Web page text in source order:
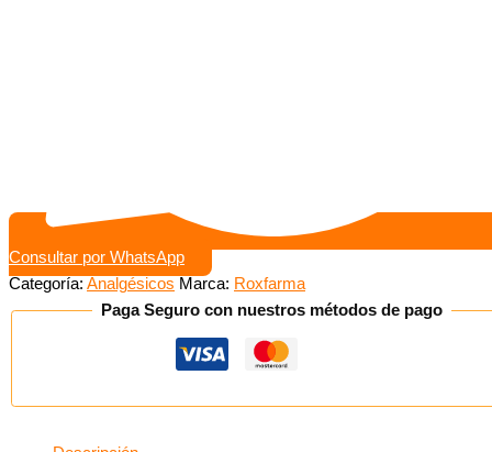
Consultar por WhatsApp
Categoría: Analgésicos Marca: Roxfarma
Paga Seguro con nuestros métodos de pago